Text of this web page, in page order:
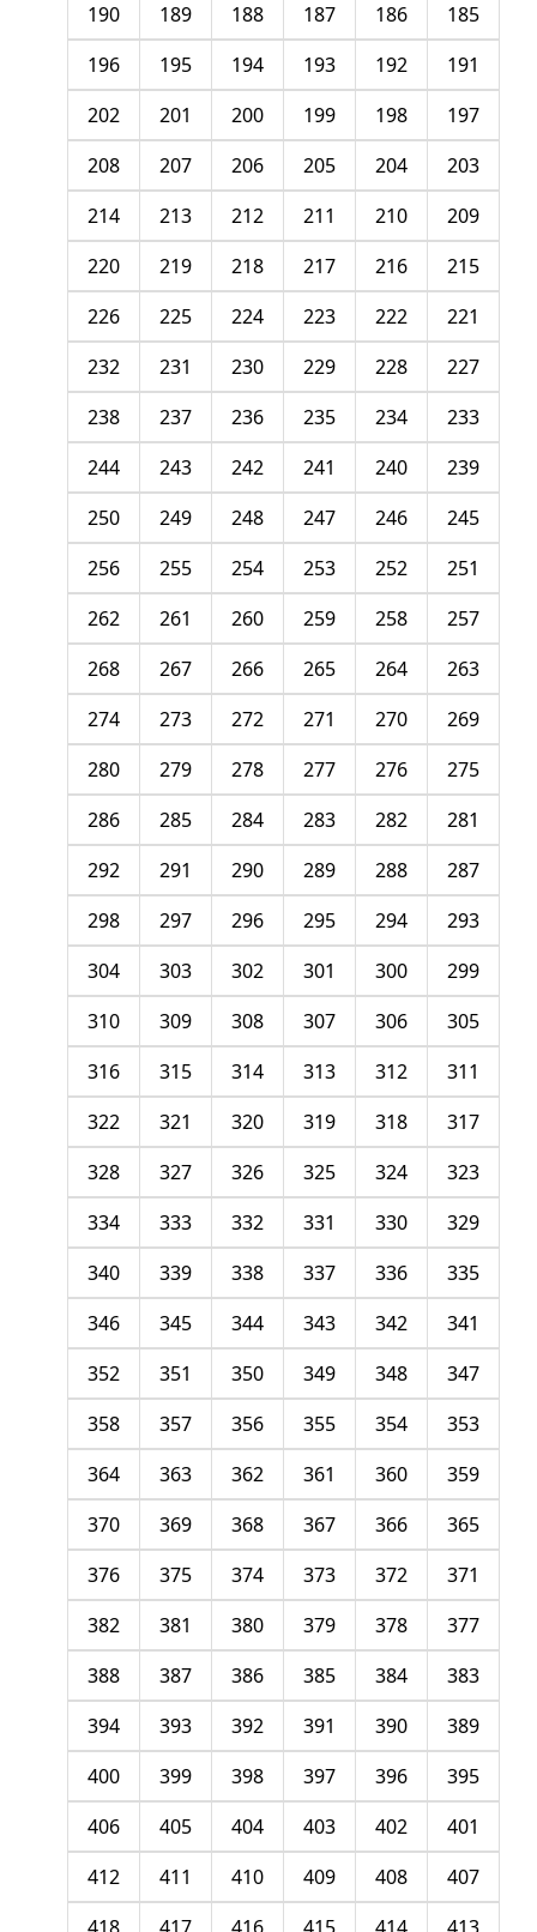
185
186
187
188
189
190
191
192
193
194
195
196
197
198
199
200
201
202
203
204
205
206
207
208
209
210
211
212
213
214
215
216
217
218
219
220
221
222
223
224
225
226
227
228
229
230
231
232
233
234
235
236
237
238
239
240
241
242
243
244
245
246
247
248
249
250
251
252
253
254
255
256
257
258
259
260
261
262
263
264
265
266
267
268
269
270
271
272
273
274
275
276
277
278
279
280
281
282
283
284
285
286
287
288
289
290
291
292
293
294
295
296
297
298
299
300
301
302
303
304
305
306
307
308
309
310
311
312
313
314
315
316
317
318
319
320
321
322
323
324
325
326
327
328
329
330
331
332
333
334
335
336
337
338
339
340
341
342
343
344
345
346
347
348
349
350
351
352
353
354
355
356
357
358
359
360
361
362
363
364
365
366
367
368
369
370
371
372
373
374
375
376
377
378
379
380
381
382
383
384
385
386
387
388
389
390
391
392
393
394
395
396
397
398
399
400
401
402
403
404
405
406
407
408
409
410
411
412